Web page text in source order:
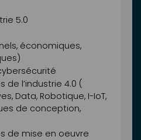
5.0
économiques,
de l’industrie 4.0 (
Data, Robotique, I-IoT,
de conception,
de mise en oeuvre